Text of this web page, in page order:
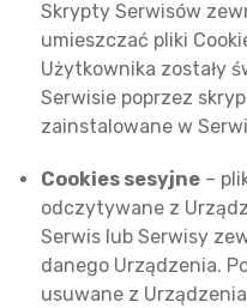
Skrypty Serwisów
umieszczać pliki
Użytkownika zostały
Serwisie poprzez
zainstalowane w
Cookies sesyjne –
odczytywane z
Serwis lub Serwisy
danego Urządzenia.
usuwane z